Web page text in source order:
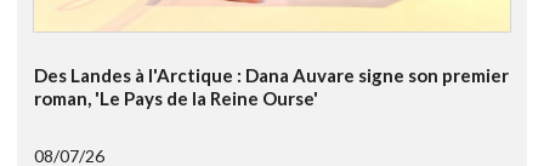
Des Landes à l'Arctique : Dana Auvare signe son premier
roman, 'Le Pays de la Reine Ourse'
08/07/26